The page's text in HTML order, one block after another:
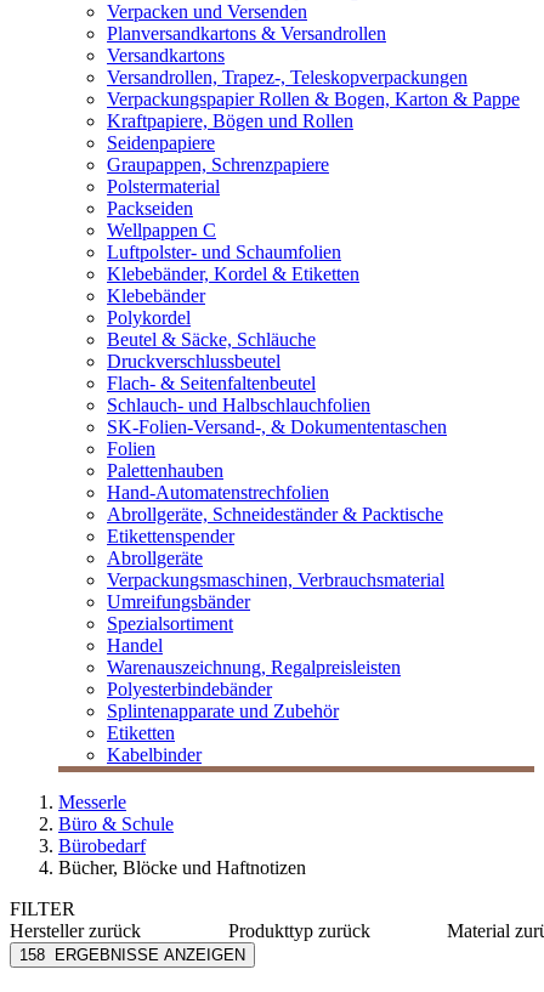
Verpacken und Versenden
Planversandkartons & Versandrollen
Versandkartons
Versandrollen, Trapez-, Teleskopverpackungen
Verpackungspapier Rollen & Bogen, Karton & Pappe
Kraftpapiere, Bögen und Rollen
Seidenpapiere
Graupappen, Schrenzpapiere
Polstermaterial
Packseiden
Wellpappen C
Luftpolster- und Schaumfolien
Klebebänder, Kordel & Etiketten
Klebebänder
Polykordel
Beutel & Säcke, Schläuche
Druckverschlussbeutel
Flach- & Seitenfaltenbeutel
Schlauch- und Halbschlauchfolien
SK-Folien-Versand-, & Dokumententaschen
Folien
Palettenhauben
Hand-Automatenstrechfolien
Abrollgeräte, Schneideständer & Packtische
Etikettenspender
Abrollgeräte
Verpackungsmaschinen, Verbrauchsmaterial
Umreifungsbänder
Spezialsortiment
Handel
Warenauszeichnung, Regalpreisleisten
Polyesterbindebänder
Splintenapparate und Zubehör
Etiketten
Kabelbinder
Messerle
Büro & Schule
Bürobedarf
Bücher, Blöcke und Haftnotizen
FILTER
Herstellerzurück
[I`KU]
Produkttyp zurück
Material
158 ERGEBNISSE ANZEIGEN